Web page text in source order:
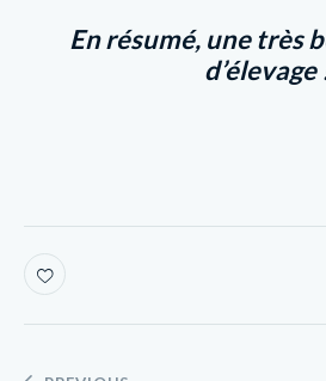
En résumé, une très
d’élevage